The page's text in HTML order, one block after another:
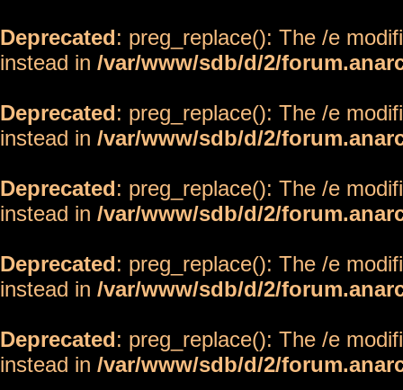
Deprecated: preg_replace(): The /e
instead in /var/www/sdb/d/2/
Deprecated: preg_replace(): The /e
instead in /var/www/sdb/d/2/
Deprecated: preg_replace(): The /e
instead in /var/www/sdb/d/2/
Deprecated: preg_replace(): The /e
instead in /var/www/sdb/d/2/
Deprecated: preg_replace(): The /e
instead in /var/www/sdb/d/2/